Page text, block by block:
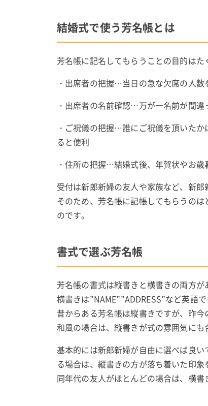
結婚式で使う芳名帳とは
芳名帳に記名してもらうことの目的はた
・出席者の把握…当日の急な欠席の人数
・出席者の名前確認…万が一名前が間
・ご祝儀の把握…誰にご祝儀を頂いた
ると便利
・住所の把握…結婚式後、年賀状やお
受付は新郎新婦の友人や家族など、新郎
そのため、芳名帳に記帳してもらうの
のです。
書式で選ぶ芳名帳
芳名帳の書式は縦書きと横書きの両方が
横書きは”NAME””ADDRESS”など英語
昔からある芳名帳は縦書きですが、昨
和風の場合は、縦書きが式の雰囲気にも
基本的には新郎新婦が自由に選べば良
る場合は、縦書きの方が落ち着いた印象
同年代の友人がほとんどの場合は、横